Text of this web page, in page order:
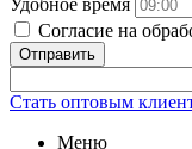
Удобное время
Согласие на
Отправить
Стать оптовым
Меню